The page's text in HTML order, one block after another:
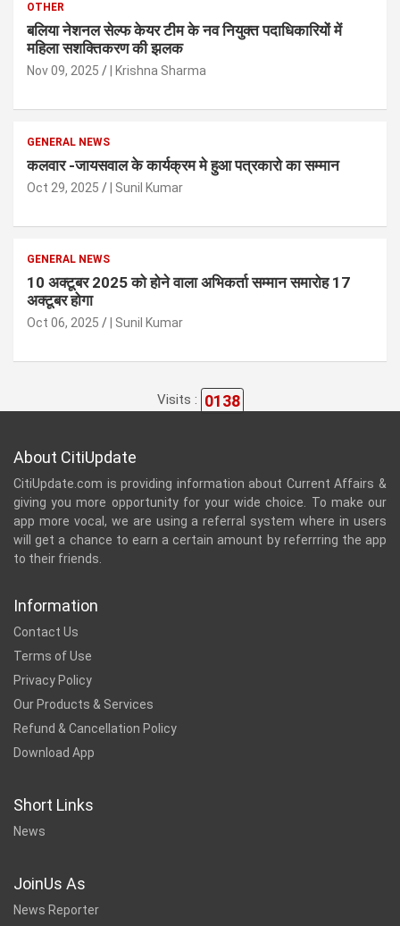
OTHER
बलिया नेशनल सेल्फ केयर टीम के नव नियुक्त पदाधिकारियों में
महिला सशक्तिकरण की झलक
Nov 09, 2025 | Krishna Sharma
GENERAL NEWS
कलवार -जायसवाल के कार्यक्रम मे हुआ पत्रकारो का सम्मान
Oct 29, 2025 | Sunil Kumar
GENERAL NEWS
10 अक्टूबर 2025 को होने वाला अभिकर्ता सम्मान समारोह 17
अक्टूबर होगा
Oct 06, 2025 | Sunil Kumar
Visits : 0138
About CitiUpdate
CitiUpdate.com is providing information about Current Affairs &
giving you more opportunity for your wide choice. To make our
app more vocal, we are using a referral system where in users
will get a chance to earn a certain amount by referrring the app
to their friends.
Information
Contact Us
Terms of Use
Privacy Policy
Our Products & Services
Refund & Cancellation Policy
Download App
Short Links
News
JoinUs As
News Reporter